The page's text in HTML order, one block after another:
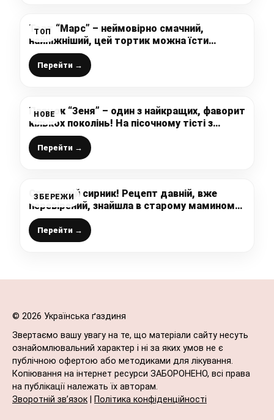
ТОП
Торт “Марс” – неймовірно смачний,
найніжніший, цей тортик можна їсти
губами, а готується простіше-простого
Перейти →
НОВЕ
Пляцок “Зеня” – один з найкращих, фаворит
кількох поколінь! На пісочному тісті з
горіхами, безе і кремом зі згущеним
молоком
Перейти →
ЗБЕРЕЖИ
Справжній сирник! Рецепт давній, вже
перевірений, знайшла в старому маминому
журналі (рецепт української господині)
Перейти →
© 2026 Українська ґаздиня
Звертаємо вашу увагу на те, що матеріали сайту несуть
ознайомлювальний характер і ні за яких умов не є
публічною офертою або методиками для лікування.
Копіювання на інтернет ресурси ЗАБОРОНЕНО, всі права
на публікації належать їх авторам.
Зворотній зв’язок
Політика конфіденційності